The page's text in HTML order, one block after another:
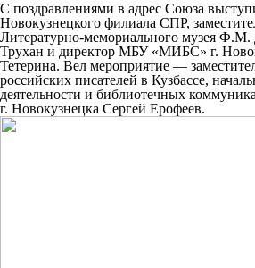
С поздравлениями в адрес Союза
Новокузнецкого филиала СПР,
Литературно-мемориального музея Ф.М.
Трухан и директор МБУ «МИБС» г.
Тетерина. Вел мероприятие —
российских писателей в Кузбассе,
деятельности и библиотечных
г. Новокузнецка Сергей Ерофеев.